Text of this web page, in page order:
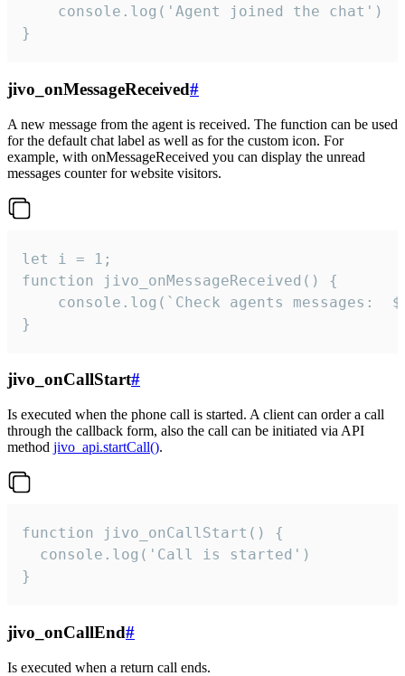
}
jivo_onMessageReceived#
A new message from the agent is received. The function can be used
for the default chat label as well as for the custom icon. For
example, with onMessageReceived you can display the unread
messages counter for website visitors.
let i = 1;
function jivo_onMessageReceived() {
}
jivo_onCallStart#
Is executed when the phone call is started. A client can order a call
through the callback form, also the call can be initiated via API
method jivo_api.startCall().
function jivo_onCallStart() {
  console.log('Call is started')
}
jivo_onCallEnd#
Is executed when a return call ends.